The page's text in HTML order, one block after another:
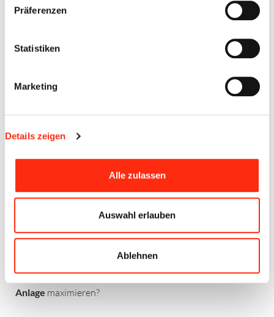
Präferenzen
Statistiken
Marketing
Details zeigen
Alle zulassen
Auswahl erlauben
Ablehnen
Energieeffizienz und Produktivität
Produktions- und Energiekosten
senkenund dieZuverlässigkeitund FlexibilitätIhrer
Anlage maximieren?